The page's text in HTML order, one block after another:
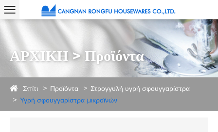
ΑΡΧΙΚΗ > Προϊόντα
Σπίτι Προϊόντα
Στρογγυλή υγρή σφουγγαρίστρα
Υγρή σφουγγαρίστρα μικροϊνών